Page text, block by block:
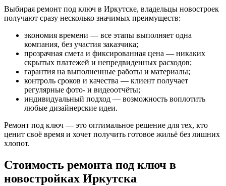
Выбирая ремонт под ключ в Иркутске, владельцы новостроек
получают сразу несколько значимых преимуществ:
экономия времени — все этапы выполняет одна
компания, без участия заказчика;
прозрачная смета и фиксированная цена — никаких
скрытых платежей и непредвиденных расходов;
гарантия на выполненные работы и материалы;
контроль сроков и качества — клиент получает
регулярные фото- и видеоотчёты;
индивидуальный подход — возможность воплотить
любые дизайнерские идеи.
Ремонт под ключ — это оптимальное решение для тех, кто
ценит своё время и хочет получить готовое жильё без лишних
хлопот.
Стоимость ремонта под ключ в
новостройках Иркутска